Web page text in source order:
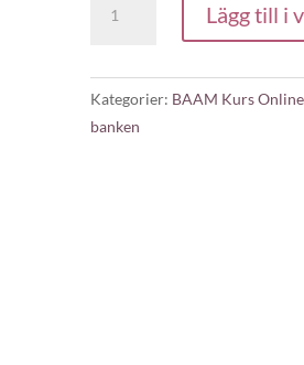
(onlinekurs)
mängd
Lägg till i
Kategorier: BAAM Kurs Online
banken